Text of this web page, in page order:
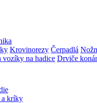
Krovinorezy Čerpadlá
vozíky na hadice Drviče
a kríky